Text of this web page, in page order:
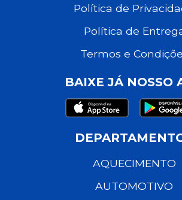
Política de
Política de
Termos e
BAIXE JÁ NOSSO
AQUECIMENTO
AUTOMOTIVO